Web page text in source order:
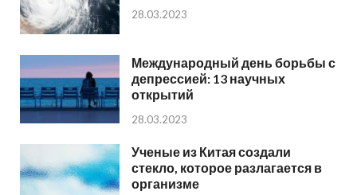
28.03.2023
Международный день борьбы с
депрессией: 13 научных
открытий
28.03.2023
Ученые из Китая создали
стекло, которое разлагается в
организме